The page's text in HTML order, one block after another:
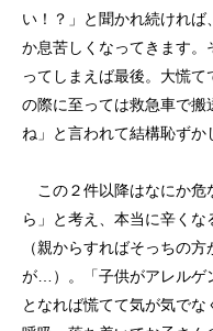
い！？」と聞かれ続けれ
か息苦しくなってきます
ってしまえば最後。大慌
の際に至っては救急車で搬
ね」と言われて結構恥ずか
この２件以降はなにか危
ら」と考え、本当に辛く
（親からすればそっちの
が…）。「子供がアレルゲ
となれば慌てて気が気で